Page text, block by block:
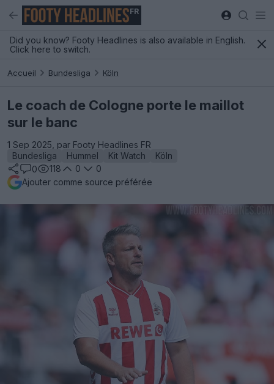
FR
Did you know? Footy Headlines is also available in English.
Click here to switch.
Accueil Bundesliga Köln
Le coach de Cologne porte le maillot
sur le banc
1 Sep 2025, par Footy Headlines FR
Bundesliga
Hummel Kit Watch
Köln
0
118 0
0
Ajouter comme source préférée